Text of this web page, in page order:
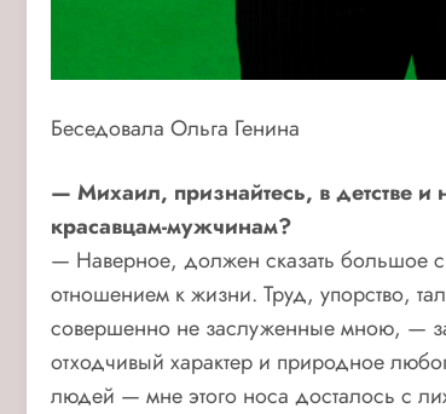
Беседовала Ольга Генина
— Михаил, признайтесь, в детстве
красавцам-мужчинам?
— Наверное, должен сказать большое
отношением к жизни. Труд, упорство,
совершенно не заслуженные мною, —
отходчивый характер и природное
людей — мне этого носа досталось с